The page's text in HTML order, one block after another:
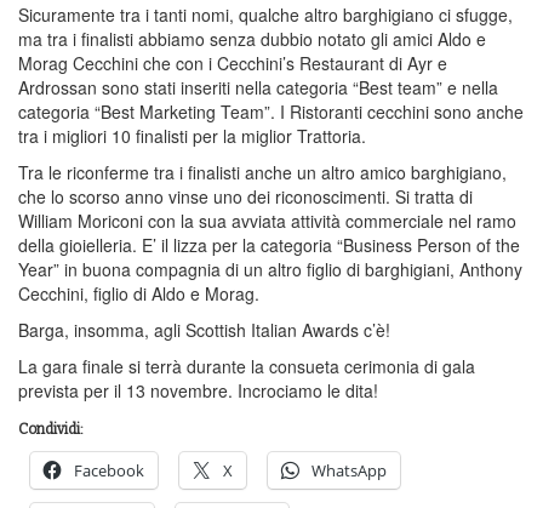
Sicuramente tra i tanti nomi, qualche altro barghigiano ci sfugge,
ma tra i finalisti abbiamo senza dubbio notato gli amici Aldo e
Morag Cecchini che con i Cecchini’s Restaurant di Ayr e
Ardrossan sono stati inseriti nella categoria “Best team” e nella
categoria “Best Marketing Team”. I Ristoranti cecchini sono anche
tra i migliori 10 finalisti per la miglior Trattoria.
Tra le riconferme tra i finalisti anche un altro amico barghigiano,
che lo scorso anno vinse uno dei riconoscimenti. Si tratta di
William Moriconi con la sua avviata attività commerciale nel ramo
della gioielleria. E’ il lizza per la categoria “Business Person of the
Year” in buona compagnia di un altro figlio di barghigiani, Anthony
Cecchini, figlio di Aldo e Morag.
Barga, insomma, agli Scottish Italian Awards c’è!
La gara finale si terrà durante la consueta cerimonia di gala
prevista per il 13 novembre. Incrociamo le dita!
Condividi:
Facebook X WhatsApp